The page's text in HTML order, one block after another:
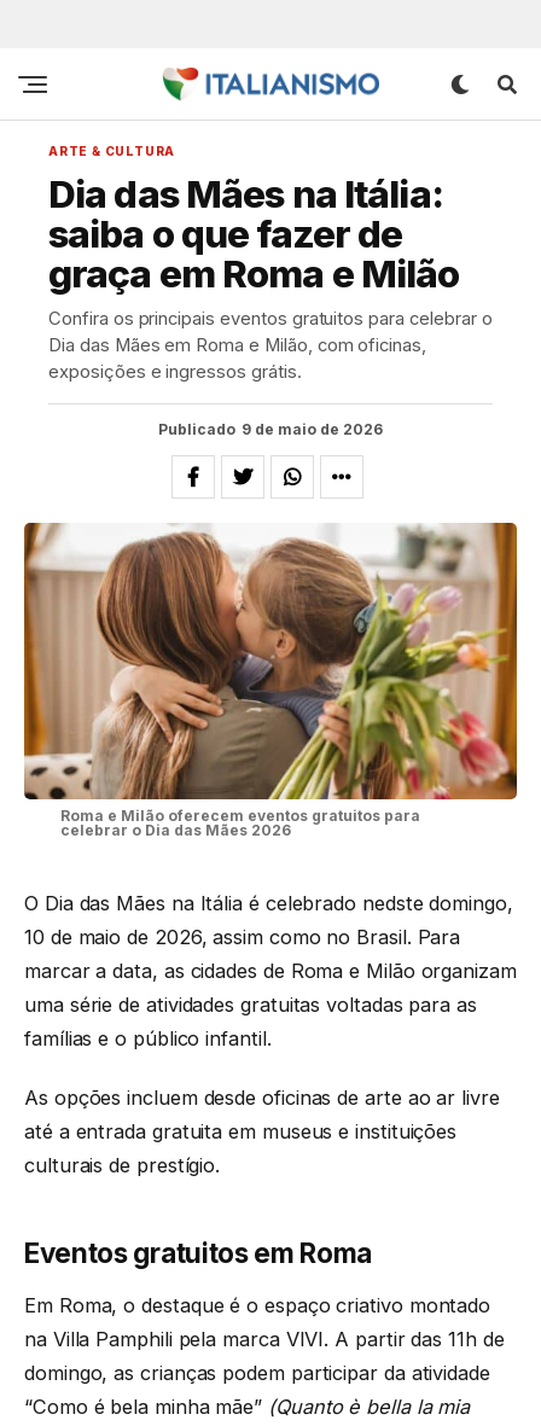
ARTE & CULTURA
Dia das Mães na Itália:
saiba o que fazer de
graça em Roma e Milão
Confira os principais eventos gratuitos para celebrar o
Dia das Mães em Roma e Milão, com oficinas,
exposições e ingressos grátis.
Publicado 9 de maio de 2026
Roma e Milão oferecem eventos gratuitos para
celebrar o Dia das Mães 2026
O Dia das Mães na Itália é celebrado nedste domingo,
10 de maio de 2026, assim como no Brasil. Para
marcar a data, as cidades de Roma e Milão organizam
uma série de atividades gratuitas voltadas para as
famílias e o público infantil.
As opções incluem desde oficinas de arte ao ar livre
até a entrada gratuita em museus e instituições
culturais de prestígio.
Eventos gratuitos em Roma
Em Roma, o destaque é o espaço criativo montado
na Villa Pamphili pela marca VIVI. A partir das 11h de
domingo, as crianças podem participar da atividade
“Como é bela minha mãe” (Quanto è bella la mia